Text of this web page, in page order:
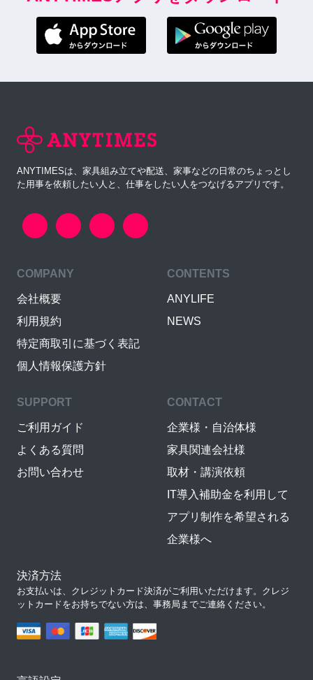
ANYTIMESは、家具組み立てや配送、家事などの日常のちょっとし
た用事を依頼したい人と、仕事をしたい人をつなげるアプリです。
COMPANY
会社概要
利用規約
特定商取引に基づく表記
個人情報保護方針
CONTENTS
ANYLIFE
NEWS
SUPPORT
ご利用ガイド
よくある質問
お問い合わせ
CONTACT
企業様・自治体様
家具関連会社様
取材・講演依頼
IT導入補助金を利用して
アプリ制作を希望される
企業様へ
決済方法
お支払いは、クレジットカード決済がご利用いただけます。クレジ
ットカードをお持ちでない方は、事務局までご連絡ください。